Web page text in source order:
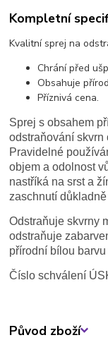
Kompletní
Kvalitní sprej na
Chrání před
Obsahuje
Příznivá cena.
Sprej s obsahem
odstraňování skvrn
Pravidelné
objem a odolnost
nastříká na srst a
zaschnutí
Odstraňuje skvrny
odstraňuje
přírodní bílou
Číslo schválení
Původ zboží